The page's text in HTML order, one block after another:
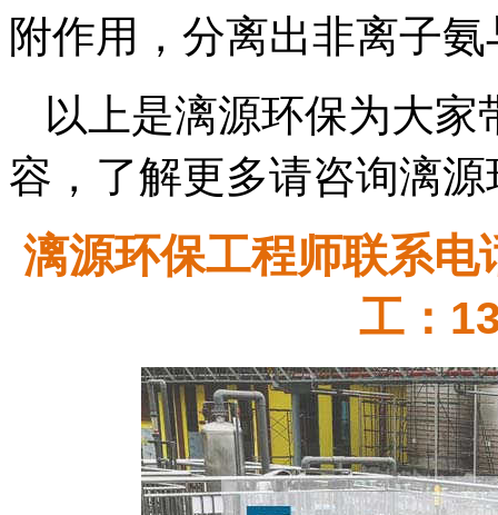
附作用，分离出非离子
以上是漓源环保为大
容，了解更多请咨询漓源
漓源环保工程师联系
工：